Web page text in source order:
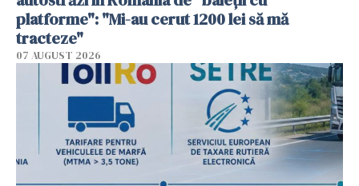
platforme": "Mi-au cerut 1200 lei să mă
tracteze"
07 AUGUST 2026